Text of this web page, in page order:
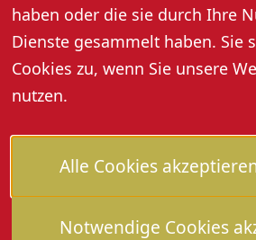
haben oder die sie durch Ihre
Dienste gesammelt haben. Sie
Cookies zu, wenn Sie unsere
nutzen.
Alle Cookies
Notwendige Cookies